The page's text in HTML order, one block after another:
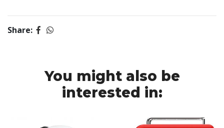
Share:
You might also be
interested in: